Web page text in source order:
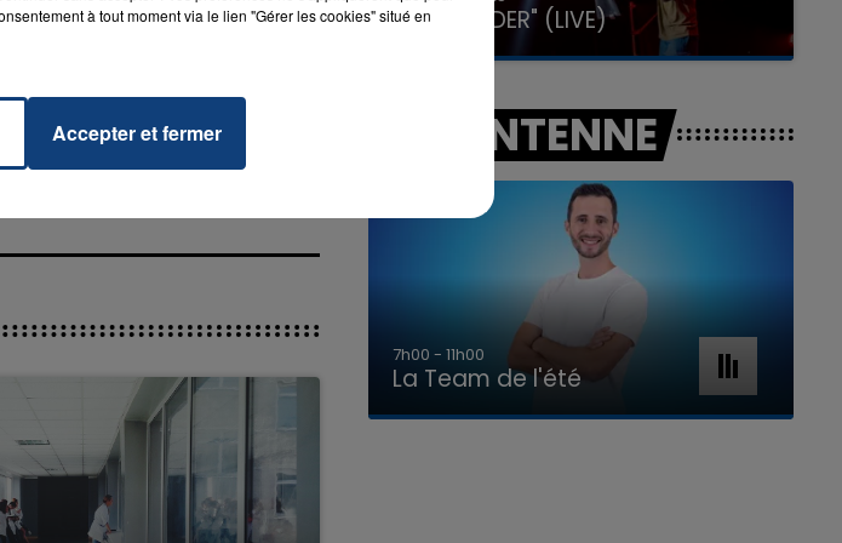
GIMS "SPIDER" (LIVE)
A L'ANTENNE
de l'été
7h00 - 11h00
La Team de l'été
à tout moment via le lien "Gérer les cookies" situé en
Accepter et fermer